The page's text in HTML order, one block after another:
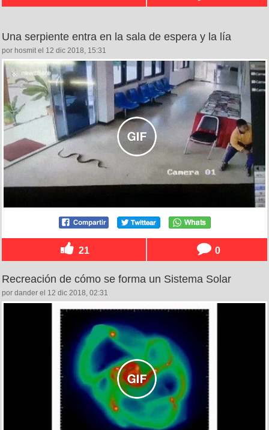
Una serpiente entra en la sala de espera y la lía
por hosmit el 12 dic 2018, 15:31
21 0
Recreación de cómo se forma un Sistema Solar
por dander el 12 dic 2018, 02:31